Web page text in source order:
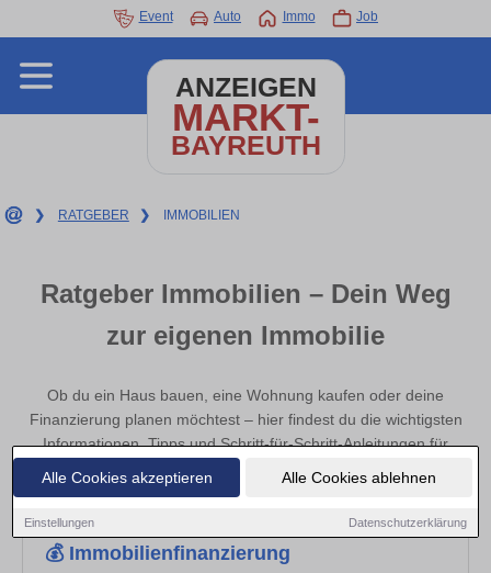
Alle Cookies akzeptieren Alle Cookies ablehnen
Einstellungen Datenschutzerklärung
Event Auto Immo Job
ANZEIGEN
MARKT-
BAYREUTH
❯ RATGEBER ❯ IMMOBILIEN
Ratgeber Immobilien – Dein Weg
zur eigenen Immobilie
Ob du ein Haus bauen, eine Wohnung kaufen oder deine
Finanzierung planen möchtest – hier findest du die wichtigsten
Informationen, Tipps und Schritt-für-Schritt-Anleitungen für
💰 Immobilienfinanzierung